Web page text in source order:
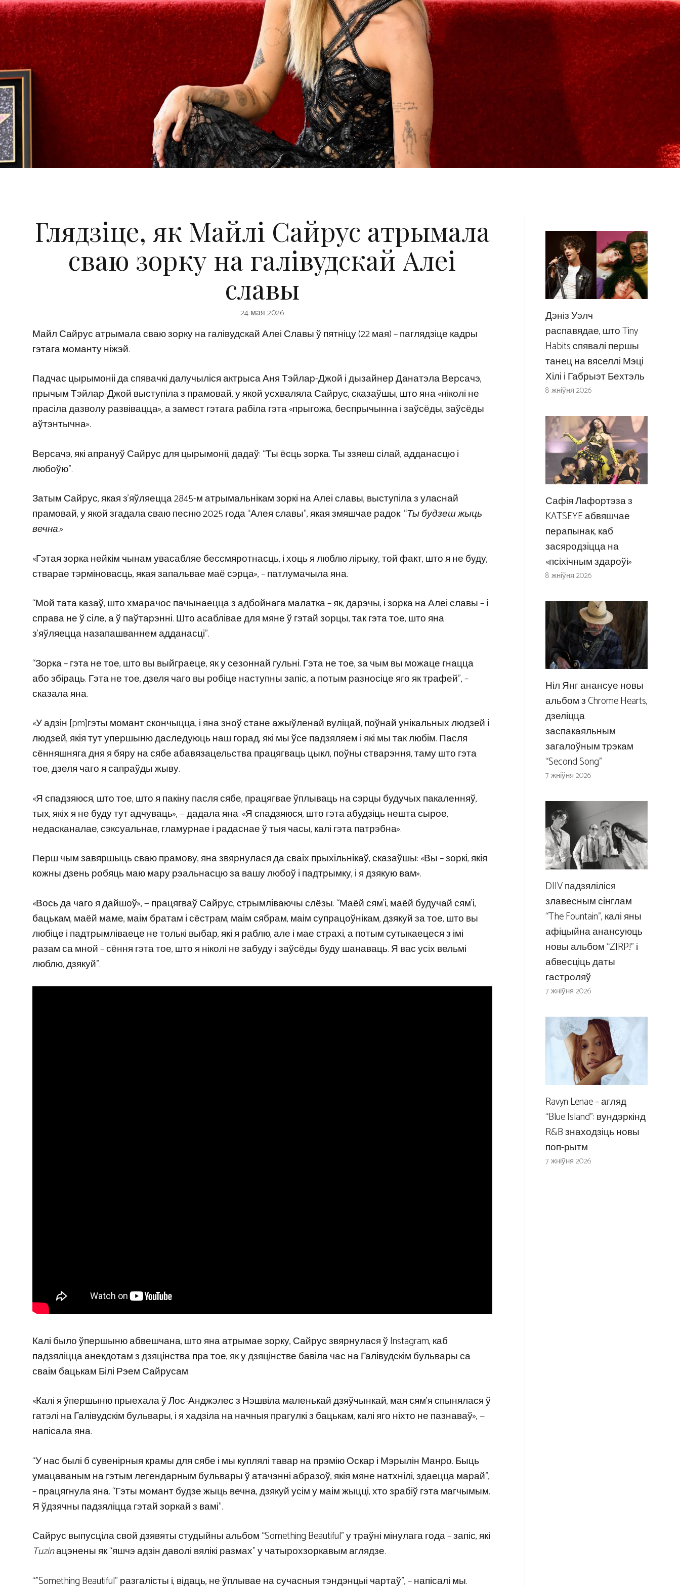
Глядзіце, як Майлі Сайрус атрымала
сваю зорку на галівудскай Алеі
славы
24 мая 2026
Майл Сайрус атрымала сваю зорку на галівудскай Алеі Славы ў пятніцу (22 мая) – паглядзіце кадры
гэтага моманту ніжэй.
Падчас цырымоніі да спявачкі далучыліся актрыса Аня Тэйлар-Джой і дызайнер Данатэла Версачэ,
прычым Тэйлар-Джой выступіла з прамовай, у якой усхваляла Сайрус, сказаўшы, што яна «ніколі не
прасіла дазволу развівацца», а замест гэтага рабіла гэта «прыгожа, беспрычынна і заўсёды, заўсёды
аўтэнтычна».
Версачэ, які апрануў Сайрус для цырымоніі, дадаў: “Ты ёсць зорка. Ты ззяеш сілай, адданасцю і
любоўю”.
Затым Сайрус, якая з’яўляецца 2845-м атрымальнікам зоркі на Алеі славы, выступіла з уласнай
прамовай, у якой згадала сваю песню 2025 года “Алея славы”, якая змяшчае радок: “Ты будзеш жыць
вечна.»
«Гэтая зорка нейкім чынам увасабляе бессмяротнасць, і хоць я люблю лірыку, той факт, што я не буду,
стварае тэрміновасць, якая запальвае маё сэрца», – патлумачыла яна.
“Мой тата казаў, што хмарачос пачынаецца з адбойнага малатка – як, дарэчы, і зорка на Алеі славы – і
справа не ў сіле, а ў паўтарэнні. Што асаблівае для мяне ў гэтай зорцы, так гэта тое, што яна
з’яўляецца назапашваннем адданасці”.
“Зорка – гэта не тое, што вы выйграеце, як у сезоннай гульні. Гэта не тое, за чым вы можаце гнацца
або збіраць. Гэта не тое, дзеля чаго вы робіце наступны запіс, а потым разносіце яго як трафей”, –
сказала яна.
«У адзін [pm]гэты момант скончыцца, і яна зноў стане ажыўленай вуліцай, поўнай унікальных людзей і
людзей, якія тут упершыню даследуюць наш горад, які мы ўсе падзяляем і які мы так любім. Пасля
сённяшняга дня я бяру на сябе абавязацельства працягваць цыкл, поўны стварэння, таму што гэта
тое, дзеля чаго я сапраўды жыву.
«Я спадзяюся, што тое, што я пакіну пасля сябе, працягвае ўплываць на сэрцы будучых пакаленняў,
тых, якіх я не буду тут адчуваць», — дадала яна. «Я спадзяюся, што гэта абудзіць нешта сырое,
недасканалае, сэксуальнае, гламурнае і радаснае ў тыя часы, калі гэта патрэбна».
Перш чым завяршыць сваю прамову, яна звярнулася да сваіх прыхільнікаў, сказаўшы: «Вы – зоркі, якія
кожны дзень робяць маю мару рэальнасцю за вашу любоў і падтрымку, і я дзякую вам».
«Вось да чаго я дайшоў», — працягваў Сайрус, стрымліваючы слёзы. “Маёй сям’і, маёй будучай сям’і,
бацькам, маёй маме, маім братам і сёстрам, маім сябрам, маім супрацоўнікам, дзякуй за тое, што вы
любіце і падтрымліваеце не толькі выбар, які я раблю, але і мае страхі, а потым сутыкаецеся з імі
разам са мной – сёння гэта тое, што я ніколі не забуду і заўсёды буду шанаваць. Я вас усіх вельмі
люблю, дзякуй”.
Калі было ўпершыню абвешчана, што яна атрымае зорку, Сайрус звярнулася ў Instagram, каб
падзяліцца анекдотам з дзяцінства пра тое, як у дзяцінстве бавіла час на Галівудскім бульвары са
сваім бацькам Білі Рэем Сайрусам.
«Калі я ўпершыню прыехала ў Лос-Анджэлес з Нэшвіла маленькай дзяўчынкай, мая сям’я спынялася ў
гатэлі на Галівудскім бульвары, і я хадзіла на начныя прагулкі з бацькам, калі яго ніхто не пазнаваў», —
напісала яна.
“У нас былі б сувенірныя крамы для сябе і мы куплялі тавар на прэмію Оскар і Мэрылін Манро. Быць
умацаваным на гэтым легендарным бульвары ў атачэнні абразоў, якія мяне натхнілі, здаецца марай”,
– працягнула яна. “Гэты момант будзе жыць вечна, дзякуй усім у маім жыцці, хто зрабіў гэта магчымым.
Я ўдзячны падзяліцца гэтай зоркай з вамі”.
Сайрус выпусціла свой дзявяты студыйны альбом “Something Beautiful” у траўні мінулага года – запіс, які
Tuzinацэнены як “яшчэ адзін даволі вялікі размах” у чатырохзоркавым аглядзе.
“”Something Beautiful” разгалісты і, відаць, не ўплывае на сучасныя тэндэнцыі чартаў”, – напісалі мы.
Дэніз Уэлч
распавядае, што Tiny
Habits спявалі першы
танец на вяселлі Мэці
Хілі і Габрыэт Бехтэль
8 жніўня 2026
Сафія Лафортэза з
KATSEYE абвяшчае
перапынак, каб
засяродзіцца на
«псіхічным здароўі»
8 жніўня 2026
Ніл Янг анансуе новы
альбом з Chrome Hearts,
дзеліцца
заспакаяльным
загалоўным трэкам
“Second Song”
7 жніўня 2026
DIIV падзяліліся
злавесным сінглам
“The Fountain”, калі яны
афіцыйна анансуюць
новы альбом “ZIRP!” і
абвесціць даты
гастроляў
7 жніўня 2026
Ravyn Lenae – агляд
“Blue Island”: вундэркінд
R&B знаходзіць новы
поп-рытм
7 жніўня 2026